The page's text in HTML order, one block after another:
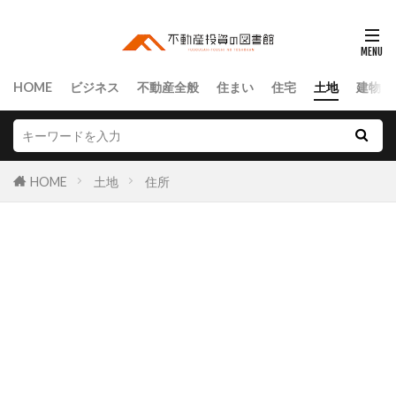
HOME ビジネス 不動産全般 住まい 住宅 土地 建物
HOME 土地 住所